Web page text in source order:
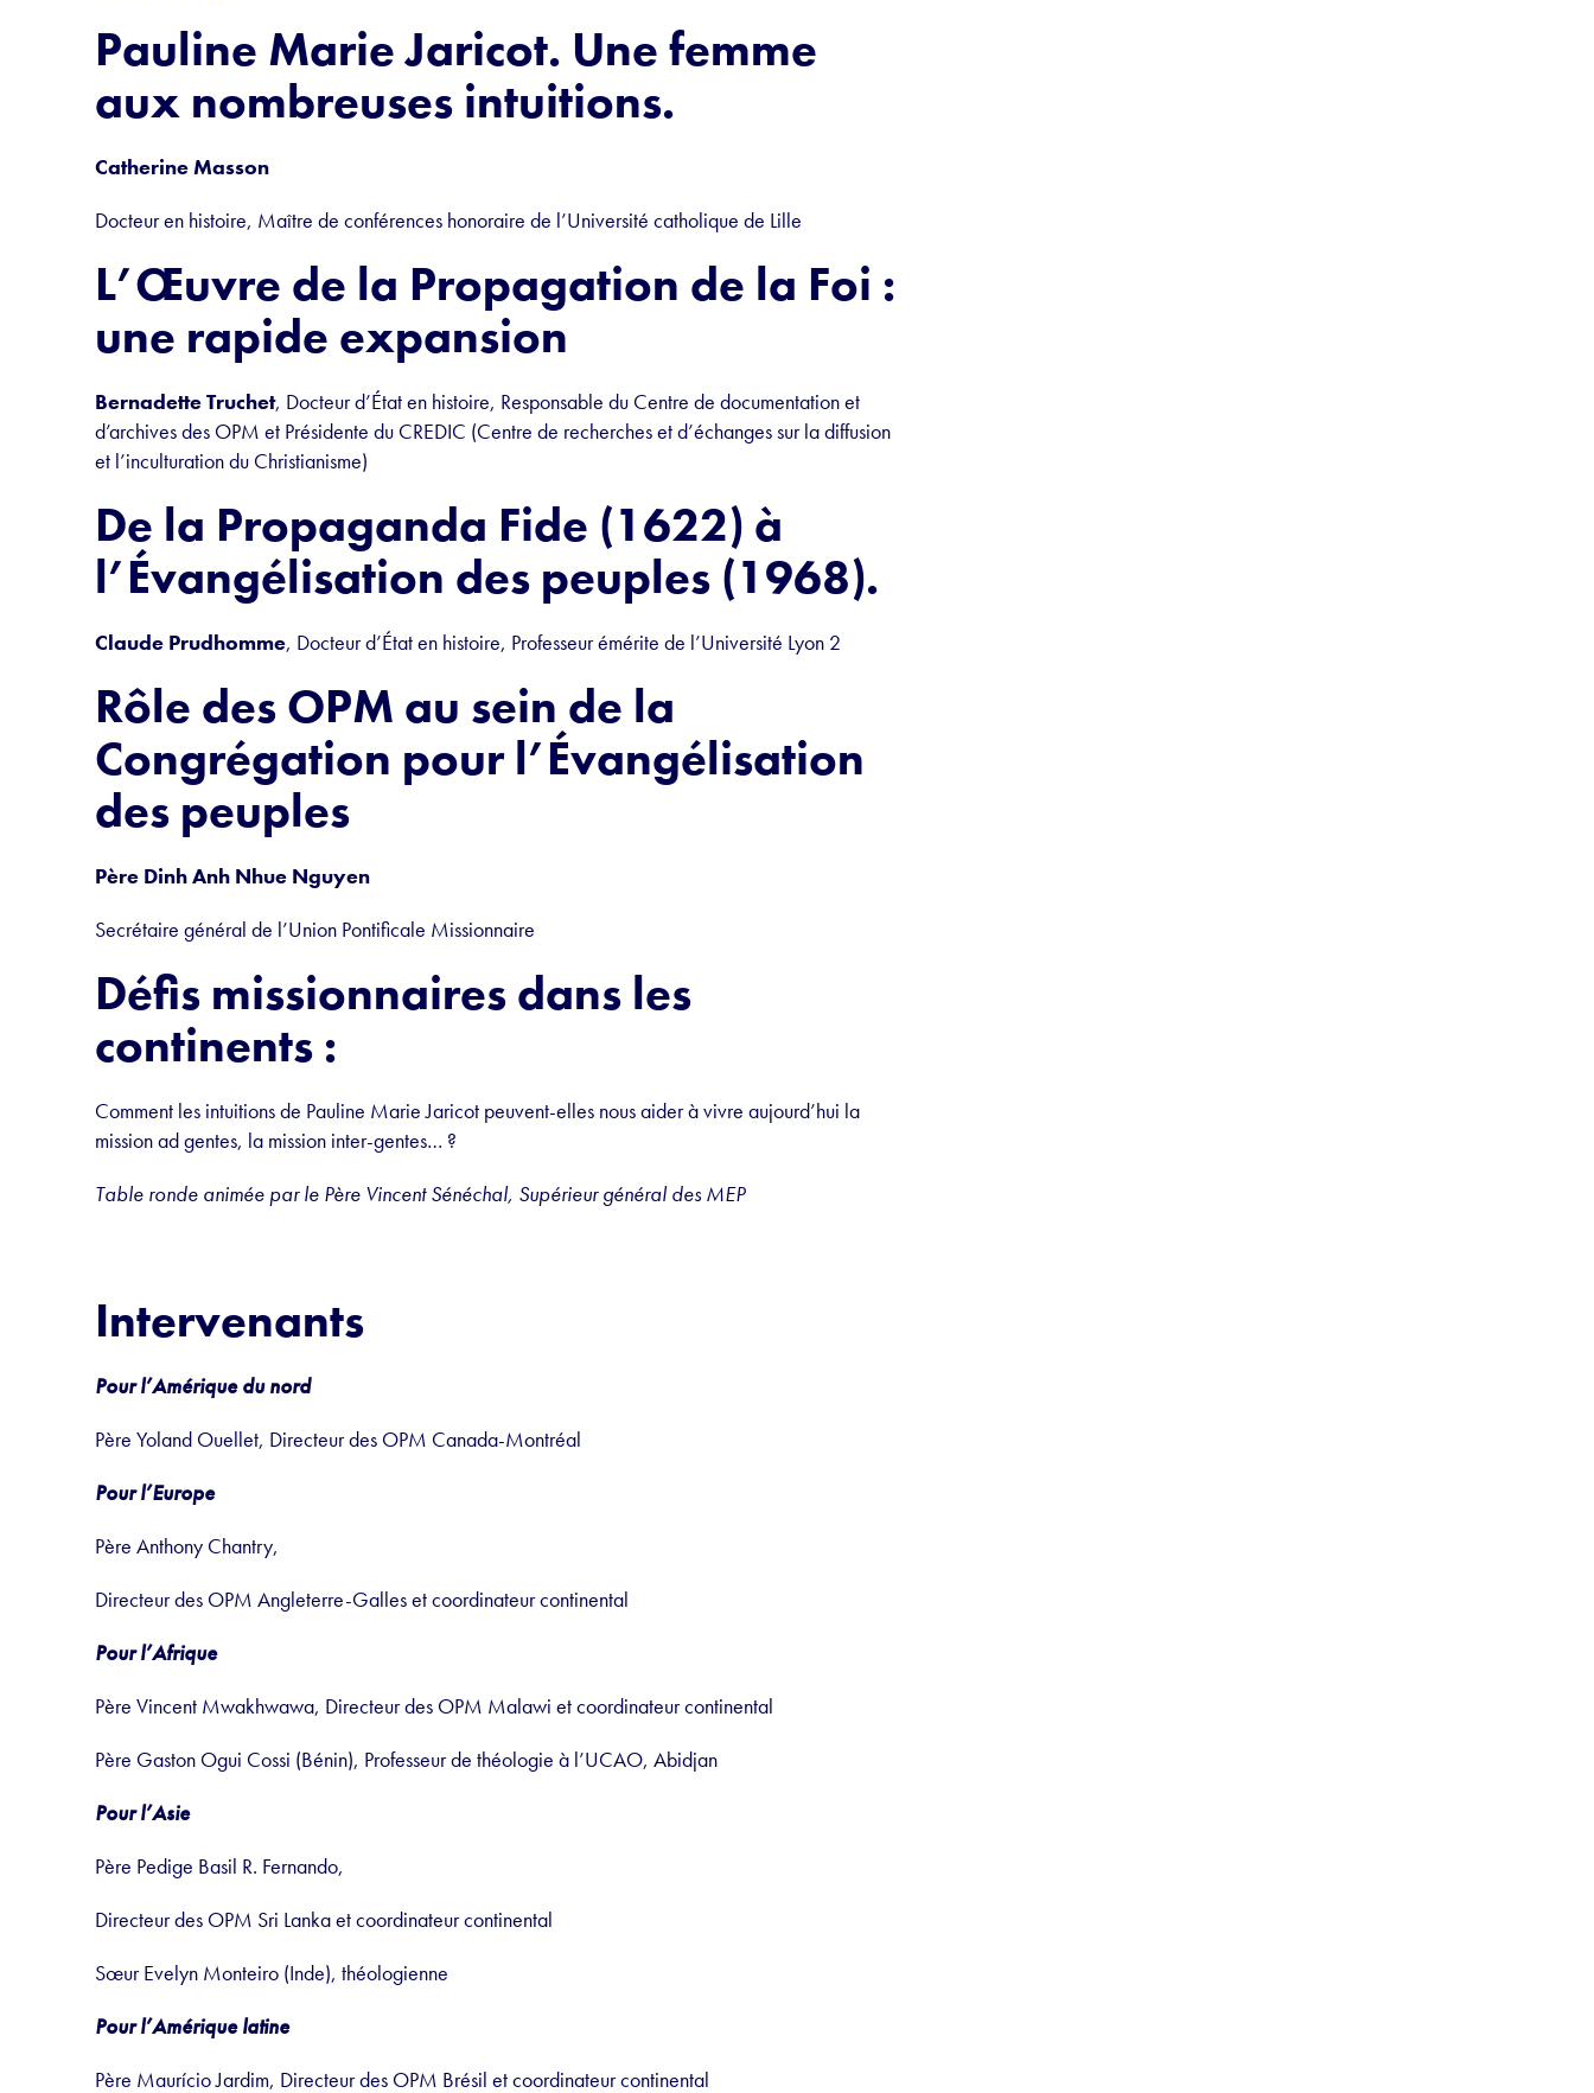
Pauline Marie Jaricot. Une femme
aux nombreuses intuitions.
Catherine Masson
Docteur en histoire, Maître de conférences honoraire de l’Université catholique de Lille
L’Œuvre de la Propagation de la Foi :
une rapide expansion
Bernadette Truchet, Docteur d’État en histoire, Responsable du Centre de documentation et
d’archives des OPM et Présidente du CREDIC (Centre de recherches et d’échanges sur la diffusion
et l’inculturation du Christianisme)
De la Propaganda Fide (1622) à
l’Évangélisation des peuples (1968).
Claude Prudhomme, Docteur d’État en histoire, Professeur émérite de l’Université Lyon 2
Rôle des OPM au sein de la
Congrégation pour l’Évangélisation
des peuples
Père Dinh Anh Nhue Nguyen
Secrétaire général de l’Union Pontificale Missionnaire
Défis missionnaires dans les
continents :
Comment les intuitions de Pauline Marie Jaricot peuvent-elles nous aider à vivre aujourd’hui la
mission ad gentes, la mission inter-gentes… ?
Table ronde animée par le Père Vincent Sénéchal, Supérieur général des MEP
Intervenants
Pour l’Amérique du nord
Père Yoland Ouellet, Directeur des OPM Canada-Montréal
Pour l’Europe
Père Anthony Chantry,
Directeur des OPM Angleterre-Galles et coordinateur continental
Pour l’Afrique
Père Vincent Mwakhwawa, Directeur des OPM Malawi et coordinateur continental
Père Gaston Ogui Cossi (Bénin), Professeur de théologie à l’UCAO, Abidjan
Pour l’Asie
Père Pedige Basil R. Fernando,
Directeur des OPM Sri Lanka et coordinateur continental
Sœur Evelyn Monteiro (Inde), théologienne
Pour l’Amérique latine
Père Maurício Jardim, Directeur des OPM Brésil et coordinateur continental